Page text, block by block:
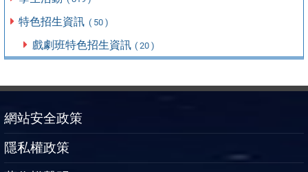
特色招生資訊 ( 50 )
戲劇班特色招生資訊 ( 20 )
網站安全政策
隱私權政策